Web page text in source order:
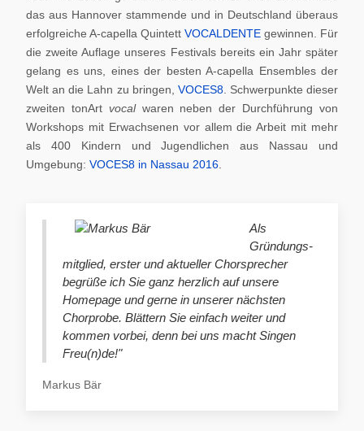
das aus Hannover stammende und in Deutschland überaus
erfolgreiche A-capella Quintett VOCALDENTE gewinnen. Für
die zweite Auflage unseres Festivals bereits ein Jahr später
gelang es uns, eines der besten A-capella Ensembles der
Welt an die Lahn zu bringen, VOCES8. Schwerpunkte dieser
zweiten tonArt vocalwaren neben der Durchführung von
Workshops mit Erwachsenen vor allem die Arbeit mit mehr
als 400 Kindern und Jugendlichen aus Nassau und
Umgebung: VOCES8 in Nassau 2016
Als
Gründungs-
mitglied, erster und aktueller Chorsprecher
begrüße ich Sie ganz herzlich auf unsere
Homepage und gerne in unserer nächsten
Chorprobe. Blättern Sie einfach weiter und
kommen vorbei, denn bei uns macht Singen
Freu(n)de!"
Markus Bär